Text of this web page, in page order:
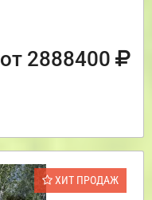
от 2888400
ХИТ ПРОДАЖ